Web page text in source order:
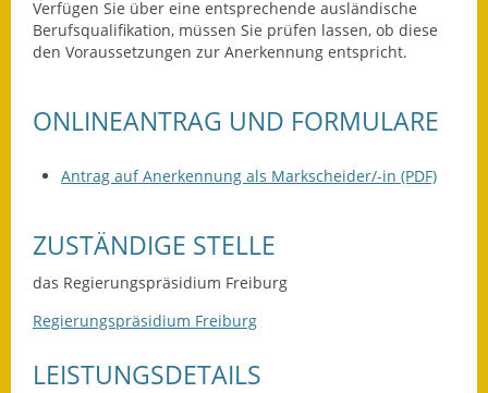
Informationsbroschüre
Infos in Leichter Sprache
Mitteilungsblatt
Nachhaltigkeitsbericht
Notfallplanung
Ortsplan
Verfügen Sie über eine entsprechende ausländische
Berufsqualifikation, müssen Sie prüfen lassen, ob diese
den Voraussetzungen zur Anerkennung entspricht.
ONLINEANTRAG UND FORMULARE
Antrag auf Anerkennung als Markscheider/-in (PDF)
ZUSTÄNDIGE STELLE
das Regierungspräsidium Freiburg
Regierungspräsidium Freiburg
LEISTUNGSDETAILS